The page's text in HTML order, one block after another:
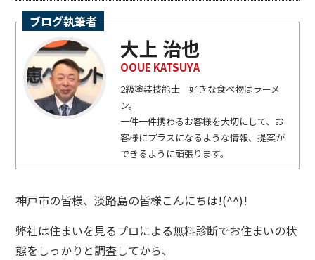
ブログ執筆者
大上 治也
OOUE KATSUYA
2級塗装技能士 好きな食べ物はラーメ
ン。
一件一件携わるお客様を大切にして、お
客様にプラスになるような情報、提案が
できるように頑張ります。
神戸市の皆様、淡路島の皆様こんにちは!(^^)!
弊社は住まいを見るプロによる無料診断でお住まいの状
態をしっかりと調査してから、